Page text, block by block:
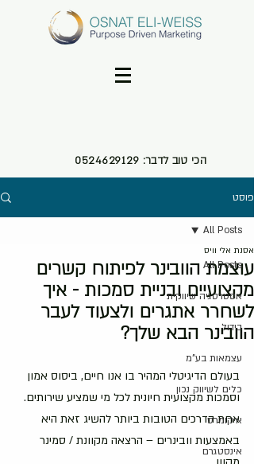
הכי טוב לדבר: 0524629129
פוסט
All Posts
אסטרטגיה שיווקית
בידול
עצמאות בע"מ
כלים לשיווק נכון
איקומרס
אינסטגרם
All Posts
עוצמת הוובינר לפיתוח קשרים
מקצועיים ובניית סמכות - איך
לשחרר אתגרים ולצעוד לעבר
הוובינר הבא שלך?
אסנת אלי וויס
בעולם הדיגיטלי המהיר בו אנו חיים, ביסוס אמון
וסמכות מקצועית חיונית לכל מי שמציע שירותים.
אחת הדרכים הטובות ביותר להשיג זאת היא
באמצעות וובינרים – הרצאה מקוונת / סמינר